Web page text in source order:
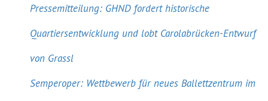
Pressemitteilung: GHND fordert historische
Quartiersentwicklung und lobt Carolabrücken-Entwurf
von Grassl
Semperoper: Wettbewerb für neues Ballettzentrum im